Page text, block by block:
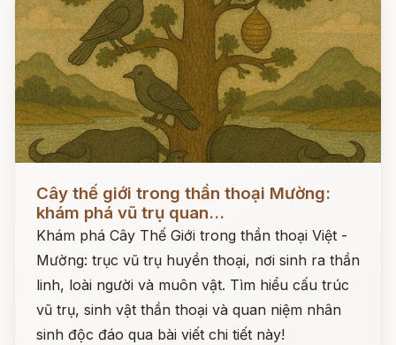
Cây thế giới trong thần thoại Mường:
khám phá vũ trụ quan...
Khám phá Cây Thế Giới trong thần thoại Việt -
Mường: trục vũ trụ huyền thoại, nơi sinh ra thần
linh, loài người và muôn vật. Tìm hiểu cấu trúc
vũ trụ, sinh vật thần thoại và quan niệm nhân
sinh độc đáo qua bài viết chi tiết này!